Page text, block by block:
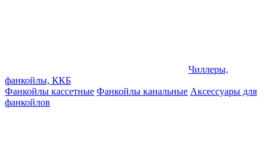
Чиллеры,
фанкойлы, ККБ
Фанкойлы кассетные Фанкойлы канальные Аксессуары для
фанкойлов